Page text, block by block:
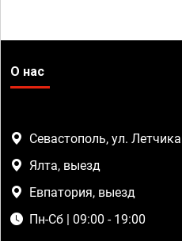
О нас
Севастополь, ул.
Ялта, выезд
Евпатория, выезд
Пн-Сб | 09:00 - 19:00